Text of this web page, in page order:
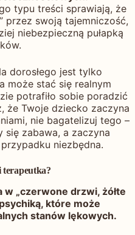
typu treści sprawiają, że
przez swoją tajemniczość,
niebezpieczną pułapką
dorosłego jest tylko
może stać się realnym
potrafiło sobie poradzić
że Twoje dziecko zaczyna
nie bagatelizuj tego –
zabawa, a zaczyna
niezbędna.
terapeutka?
w „czerwone drzwi, żółte
które może
stanów lękowych.